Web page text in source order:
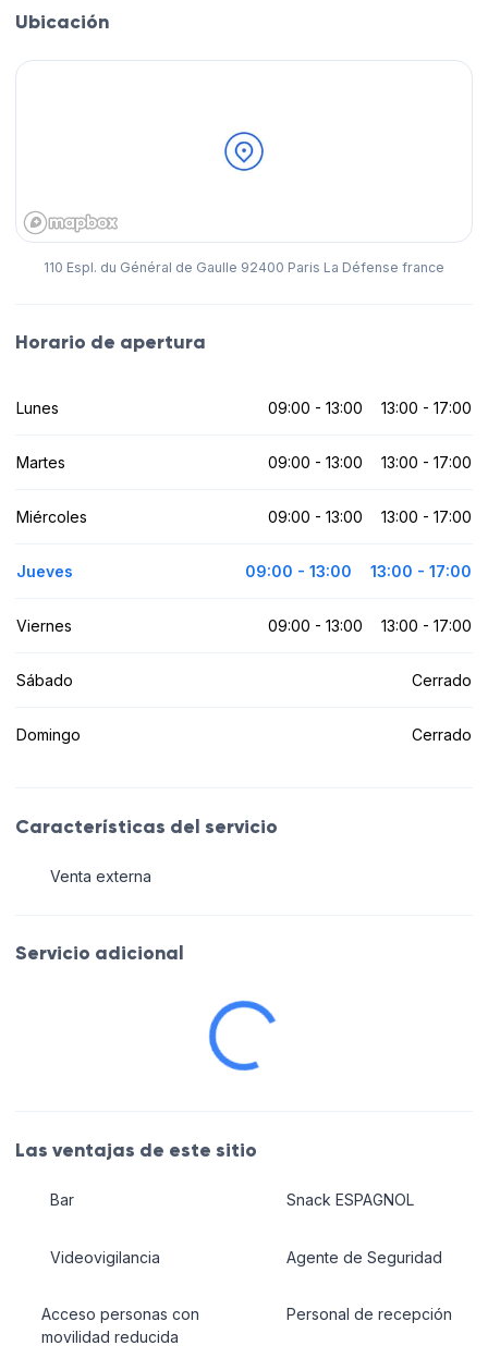
Ubicación
110 Espl. du Général de Gaulle 92400 Paris La Défense france
Horario de apertura
Lunes 09:00 - 13:00 13:00 - 17:00
Martes 09:00 - 13:00 13:00 - 17:00
Miércoles 09:00 - 13:00 13:00 - 17:00
Jueves 09:00 - 13:00 13:00 - 17:00
Viernes 09:00 - 13:00 13:00 - 17:00
Sábado Cerrado
Domingo Cerrado
Características del servicio
Venta externa
Servicio adicional
Las ventajas de este sitio
Bar
Videovigilancia
Acceso personas con
movilidad reducida
Snack ESPAGNOL
Agente de Seguridad
Personal de recepción